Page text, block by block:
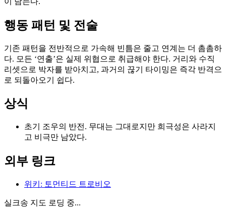
행동 패턴 및 전술
기존 패턴을 전반적으로 가속해 빈틈은 줄고 연계는 더 촘촘하
다. 모든 ‘연출’은 실제 위협으로 취급해야 한다. 거리와 수직
리셋으로 박자를 받아치고, 과거의 끊기 타이밍은 즉각 반격으
로 되돌아오기 쉽다.
상식
초기 조우의 반전. 무대는 그대로지만 희극성은 사라지
고 비극만 남았다.
외부 링크
위키 : 토먼티드 트로비오
실크송 지도 로딩 중...